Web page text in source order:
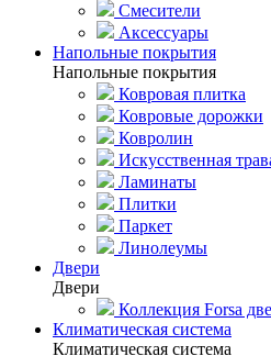
Смесители
Аксессуары
Напольные покрытия
Напольные покрытия
Ковровая плитка
Ковровые дорожки
Ковролин
Искусственная
Ламинаты
Плитки
Паркет
Линолеумы
Двери
Двери
Коллекция Forsa
Климатическая система
Климатическая система